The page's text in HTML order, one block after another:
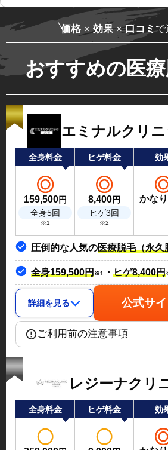
価格 ×効果×口コミで
おすすめの医
エミナルクリ
全身料金 ヒゲ料金 効
159,500円
全身5回
※1
8,400円
ヒゲ3回
※2
かな
圧倒的な人気の医療脱毛（永久
全身159,500円※1 ・ヒゲ8,400円
詳細を見る 公式サ
ご利用前の注意事項
レジーナクリ
全身料金 ヒゲ料金 効